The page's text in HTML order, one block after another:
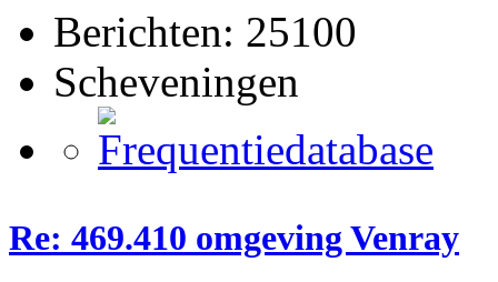
Berichten: 25100
Scheveningen
Re: 469.410 omgeving Venray